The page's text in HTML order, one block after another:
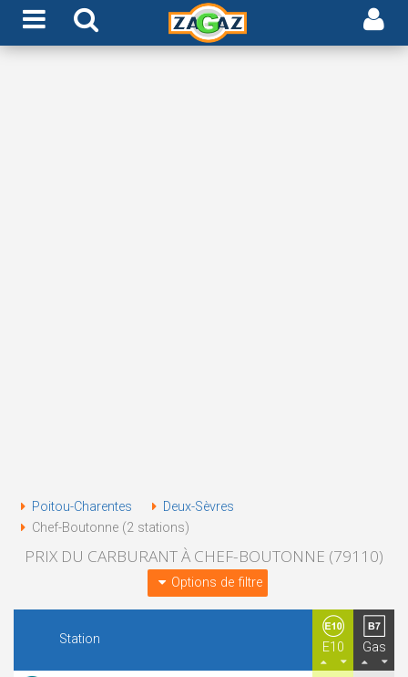
Poitou-Charentes
Deux-Sèvres
Chef-Boutonne (2 stations)
PRIX DU CARBURANT À CHEF-BOUTONNE (79110)
Options de filtre
Station
E10 Gas